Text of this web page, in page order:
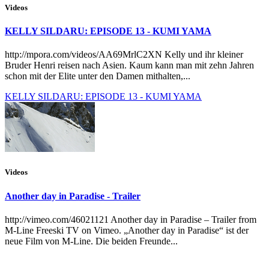
Videos
KELLY SILDARU: EPISODE 13 - KUMI YAMA
http://mpora.com/videos/AA69MrlC2XN Kelly und ihr kleiner
Bruder Henri reisen nach Asien. Kaum kann man mit zehn Jahren
schon mit der Elite unter den Damen mithalten,...
KELLY SILDARU: EPISODE 13 - KUMI YAMA
Videos
Another day in Paradise - Trailer
http://vimeo.com/46021121 Another day in Paradise – Trailer from
M-Line Freeski TV on Vimeo. „Another day in Paradise“ ist der
neue Film von M-Line. Die beiden Freunde...